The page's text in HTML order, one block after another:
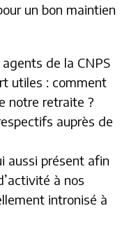
un bon maintien
de la CNPS
utiles : comment
notre retraite ?
auprès de
aussi présent afin
à nos
intronisé à